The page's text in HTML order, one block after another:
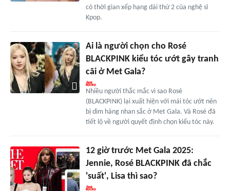
có thời gian xếp hạng dài thứ 2 của nghệ sĩ
Kpop.
Ai là người chọn cho Rosé
BLACKPINK kiểu tóc ướt gây tranh
cãi ở Met Gala?
Nhiều người thắc mắc vì sao Rosé
(BLACKPINK) lại xuất hiện với mái tóc ướt nên
bị dìm hàng nhan sắc ở Met Gala. Và Rosé đã
tiết lộ về người quyết định chọn kiểu tóc này.
12 giờ trước Met Gala 2025:
Jennie, Rosé BLACKPINK đã chắc
'suất', Lisa thì sao?